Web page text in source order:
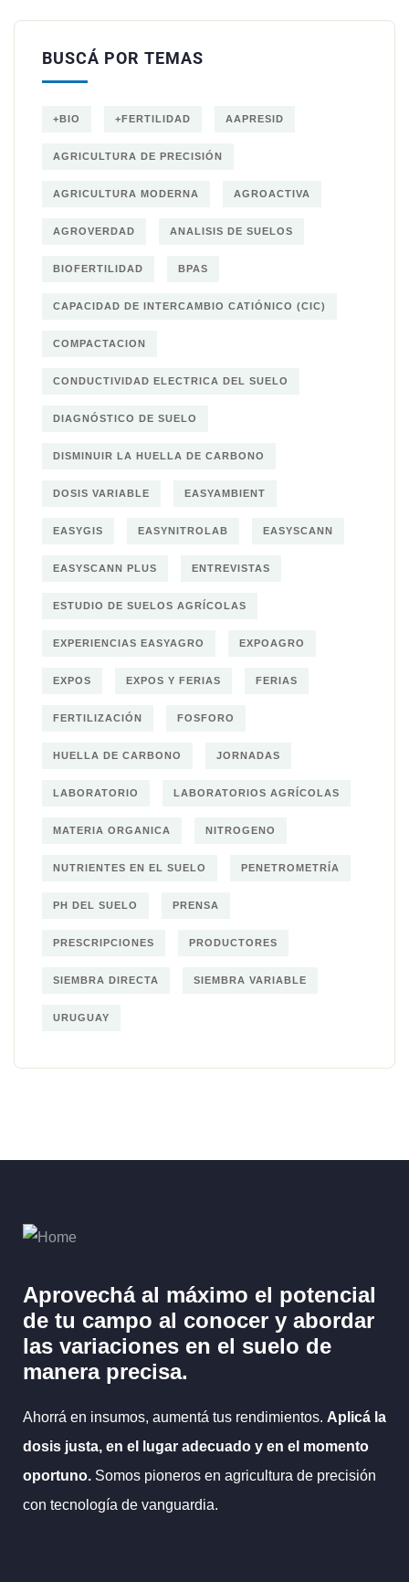
BUSCÁ POR TEMAS
+BIO +FERTILIDAD AAPRESID
AGRICULTURA DE PRECISIÓN
AGRICULTURA MODERNA AGROACTIVA
AGROVERDAD ANALISIS DE SUELOS
BIOFERTILIDAD BPAS
CAPACIDAD DE INTERCAMBIO CATIÓNICO (CIC)
COMPACTACION
CONDUCTIVIDAD ELECTRICA DEL SUELO
DIAGNÓSTICO DE SUELO
DISMINUIR LA HUELLA DE CARBONO
DOSIS VARIABLE EASYAMBIENT
EASYGIS EASYNITROLAB EASYSCANN
EASYSCANN PLUS ENTREVISTAS
ESTUDIO DE SUELOS AGRÍCOLAS
EXPERIENCIAS EASYAGRO EXPOAGRO
EXPOS EXPOS Y FERIAS FERIAS
FERTILIZACIÓN FOSFORO
HUELLA DE CARBONO JORNADAS
LABORATORIO LABORATORIOS AGRÍCOLAS
MATERIA ORGANICA NITROGENO
NUTRIENTES EN EL SUELO PENETROMETRÍA
PH DEL SUELO PRENSA
PRESCRIPCIONES PRODUCTORES
SIEMBRA DIRECTA SIEMBRA VARIABLE
URUGUAY
Aprovechá al máximo el potencial
de tu campo al conocer y abordar
las variaciones en el suelo de
manera precisa.
Ahorrá en insumos, aumentá tus rendimientos. Aplicá la
dosis justa, en el lugar adecuado y en el momento
oportuno. Somos pioneros en agricultura de precisión
con tecnología de vanguardia.